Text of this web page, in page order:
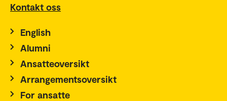
Kontakt oss
English
Alumni
Ansatteoversikt
Arrangementsoversikt
For ansatte